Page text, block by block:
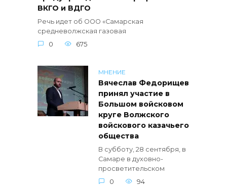
ВКГО и ВДГО
Речь идет об ООО «Самарская
средневолжская газовая
0
675
МНЕНИЕ
Вячеслав Федорищев
принял участие в
Большом войсковом
круге Волжского
войскового казачьего
общества
В субботу, 28 сентября, в
Самаре в духовно-
просветительском
0
94